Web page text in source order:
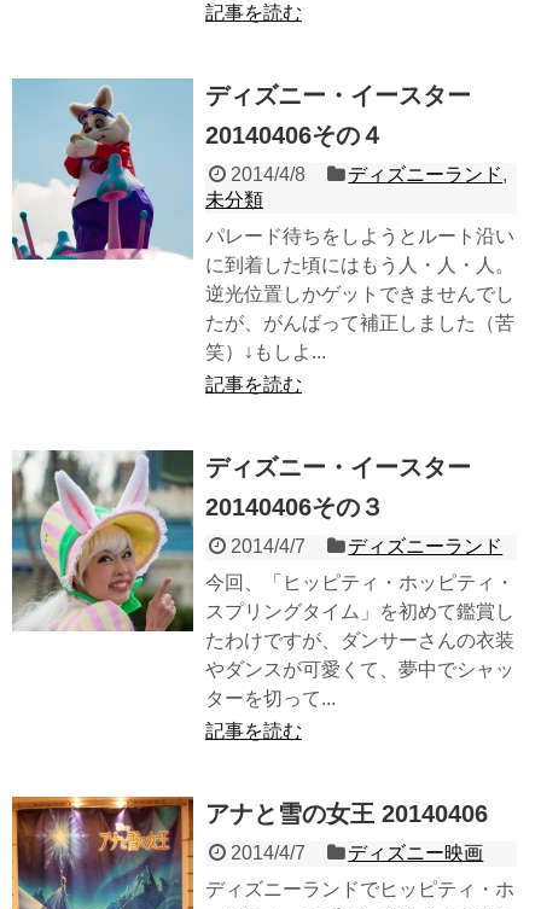
記事を読む
ディズニー・イースター
20140406その４
2014/4/8 ディズニーランド,
未分類
パレード待ちをしようとルート沿い
に到着した頃にはもう人・人・人。
逆光位置しかゲットできませんでし
たが、がんばって補正しました（苦
笑）↓もしよ...
記事を読む
ディズニー・イースター
20140406その３
2014/4/7
ディズニーランド
今回、「ヒッピティ・ホッピティ・
スプリングタイム」を初めて鑑賞し
たわけですが、ダンサーさんの衣装
やダンスが可愛くて、夢中でシャッ
ターを切って...
記事を読む
アナと雪の女王 20140406
2014/4/7
ディズニー映画
ディズニーランドでヒッピティ・ホ